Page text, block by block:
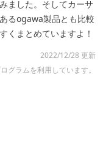
ました。そしてカーサ
るogawa製品とも比較
くまとめていますよ！
2022/12/28 更新
グラムを利用しています。